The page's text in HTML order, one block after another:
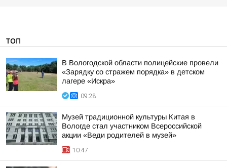
ТОП
В Вологодской области полицейские провели
«Зарядку со стражем порядка» в детском
лагере «Искра»
09:28
Музей традиционной культуры Китая в
Вологде стал участником Всероссийской
акции «Веди родителей в музей»
10:47